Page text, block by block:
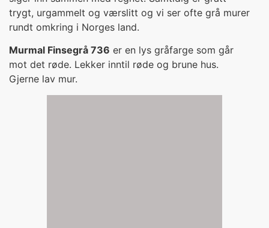
trygt, urgammelt og værslitt og vi ser ofte grå murer
rundt omkring i Norges land.
Murmal Finsegrå 736 er en lys gråfarge som går
mot det røde. Lekker inntil røde og brune hus.
Gjerne lav mur.